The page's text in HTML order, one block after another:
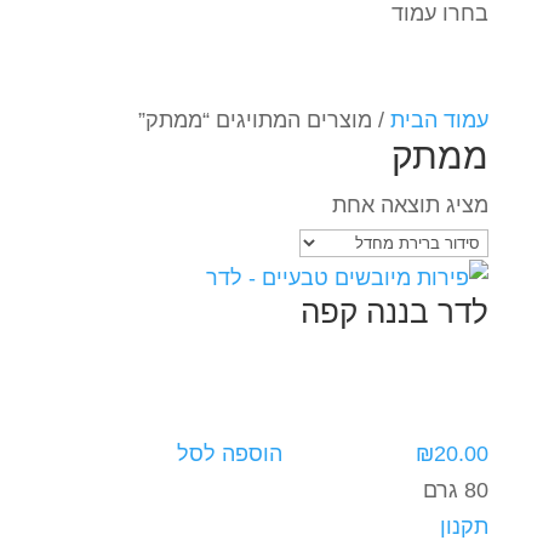
בחרו עמוד
עמוד הבית/ מוצרים המתויגים “ממתק”
ממתק
מציג תוצאה אחת
לדר בננה קפה
₪20.00
הוספה לסל
80 גרם
תקנון